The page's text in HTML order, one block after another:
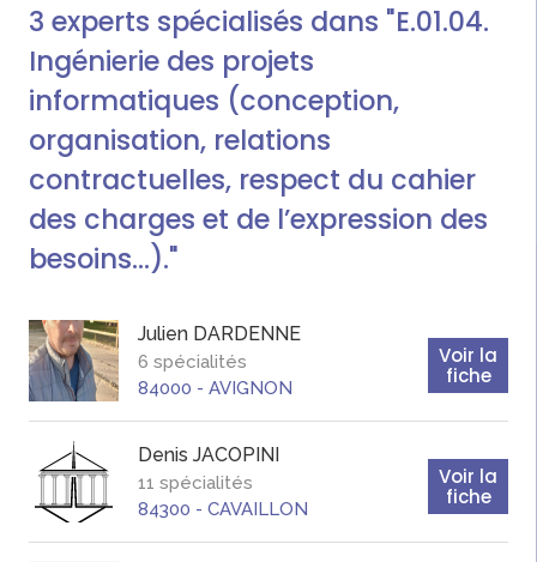
3 experts spécialisés dans "E.01.04.
Ingénierie des projets
informatiques (conception,
organisation, relations
contractuelles, respect du cahier
des charges et de l’expression des
besoins…)."
Julien DARDENNE
6 spécialités
84000 - AVIGNON
Voir la
fiche
Denis JACOPINI
11 spécialités
84300 - CAVAILLON
Voir la
fiche